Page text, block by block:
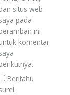
dan situs web
saya pada
peramban ini
untuk komentar
saya
berikutnya.
Beritahu